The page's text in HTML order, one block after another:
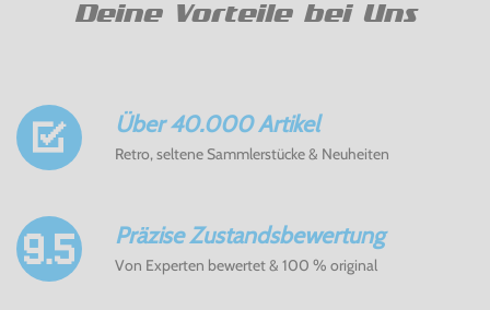
Deine Vorteile bei Uns
Über 40.000 Artikel
Retro, seltene Sammlerstücke & Neuheiten
Präzise Zustandsbewertung
Von Experten bewertet & 100 % original